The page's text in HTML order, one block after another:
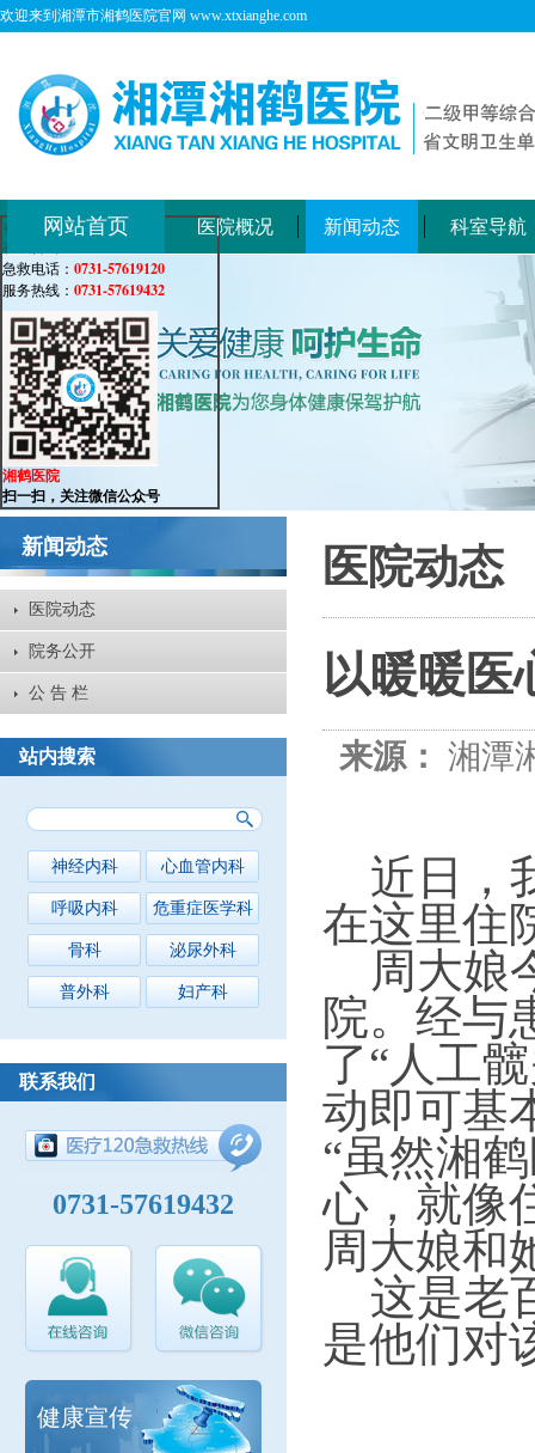
欢迎来到湘潭市湘鹤医院官网 www.xtxianghe.com
网站首页 医院概况 新闻动态 科室导航
新闻动态
医院动态
院务公开
公 告 栏
站内搜索
神经内科 心血管内科
呼吸内科 危重症医学科
骨科 泌尿外科
普外科 妇产科
联系我们
0731-57619432
健康宣传
医院动态
以暖暖
来源： 湘潭
近日，
在这里住
周大娘
院。经与
了“人工
动即可基
“虽然湘
心，就像
周大娘和
这是老
是他们对
在线客服
在线咨询：
急救电话： 0731-57619120
服务热线： 0731-57619432
湘鹤医院
扫一扫，关注微信公众号